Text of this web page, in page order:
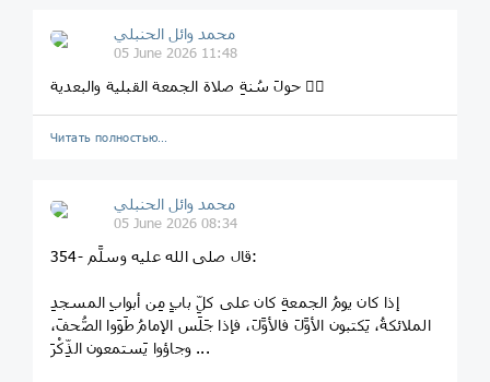
محمد وائل الحنبلي
05 June 2026 11:48
حولَ سُنةِ صلاة الجمعة القبلية والبعدية 👆🏻
Читать полностью…
محمد وائل الحنبلي
05 June 2026 08:34
354- قال صلى الله عليه وسلَّم:
إذا كان يومُ الجمعةِ كان على كلِّ بابٍ مِن أبوابِ المسجدِ
الملائكةُ، يَكتبون الأوَّلَ فالأوَّلَ، فإذا جَلَس الإمامُ طَوَوا الصُّحفَ،
وجاؤوا يَستمعون الذِّكْرَ ...